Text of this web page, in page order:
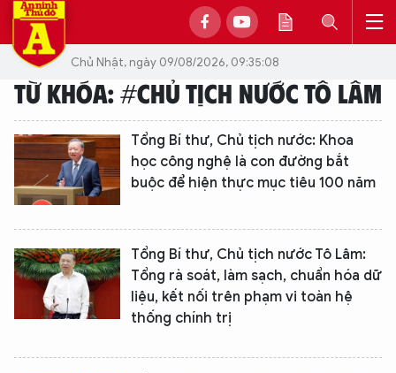
Chủ Nhật, ngày 09/08/2026, 09:35:08
TỪ KHÓA: #CHỦ TỊCH NƯỚC TÔ LÂM
Tổng Bí thư, Chủ tịch nước: Khoa
học công nghệ là con đường bắt
buộc để hiện thực mục tiêu 100 năm
Tổng Bí thư, Chủ tịch nước Tô Lâm:
Tổng rà soát, làm sạch, chuẩn hóa dữ
liệu, kết nối trên phạm vi toàn hệ
thống chính trị